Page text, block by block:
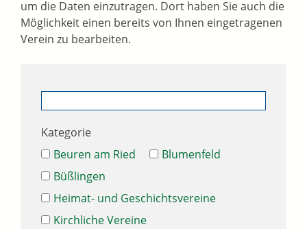
um die Daten einzutragen. Dort haben Sie auch die
Möglichkeit einen bereits von Ihnen eingetragenen
Verein zu bearbeiten.
Kategorie
Beuren am Ried
Blumenfeld
Büßlingen
Heimat- und Geschichtsvereine
Kirchliche Vereine